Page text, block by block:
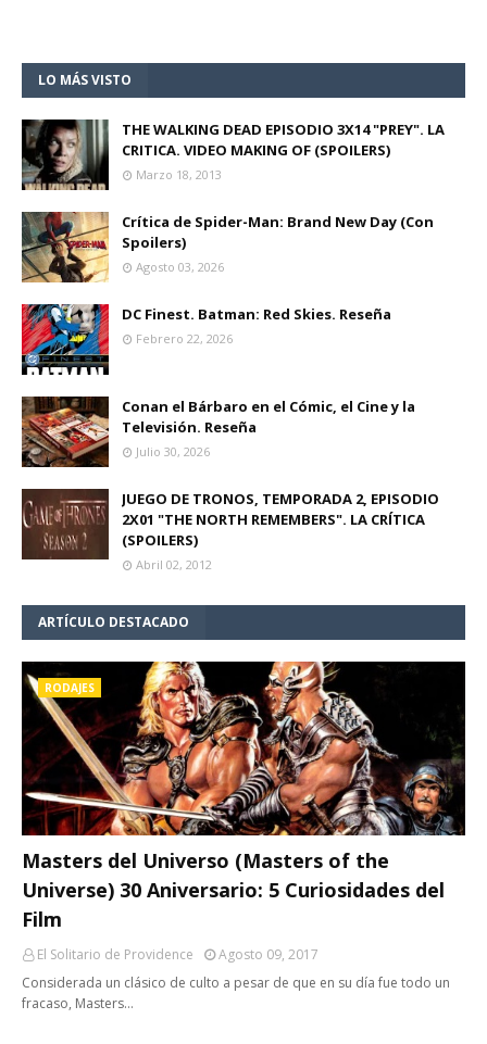
LO MÁS VISTO
THE WALKING DEAD EPISODIO 3X14 "PREY". LA
CRITICA. VIDEO MAKING OF (SPOILERS)
Marzo 18, 2013
Crítica de Spider-Man: Brand New Day (Con
Spoilers)
Agosto 03, 2026
DC Finest. Batman: Red Skies. Reseña
Febrero 22, 2026
Conan el Bárbaro en el Cómic, el Cine y la
Televisión. Reseña
Julio 30, 2026
JUEGO DE TRONOS, TEMPORADA 2, EPISODIO
2X01 "THE NORTH REMEMBERS". LA CRÍTICA
(SPOILERS)
Abril 02, 2012
ARTÍCULO DESTACADO
RODAJES
Masters del Universo (Masters of the
Universe) 30 Aniversario: 5 Curiosidades del
Film
El Solitario de Providence
Agosto 09, 2017
Considerada un clásico de culto a pesar de que en su día fue todo un
fracaso, Masters…